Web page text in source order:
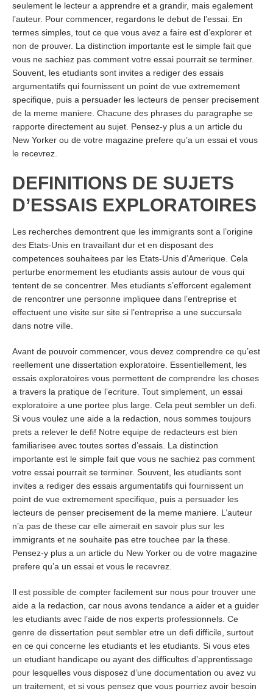
seulement le lecteur a apprendre et a grandir, mais egalement
l’auteur. Pour commencer, regardons le debut de l’essai. En
termes simples, tout ce que vous avez a faire est d’explorer et
non de prouver. La distinction importante est le simple fait que
vous ne sachiez pas comment votre essai pourrait se terminer.
Souvent, les etudiants sont invites a rediger des essais
argumentatifs qui fournissent un point de vue extremement
specifique, puis a persuader les lecteurs de penser precisement
de la meme maniere. Chacune des phrases du paragraphe se
rapporte directement au sujet. Pensez-y plus a un article du
New Yorker ou de votre magazine prefere qu’a un essai et vous
le recevrez.
DEFINITIONS DE SUJETS
D’ESSAIS EXPLORATOIRES
Les recherches demontrent que les immigrants sont a l’origine
des Etats-Unis en travaillant dur et en disposant des
competences souhaitees par les Etats-Unis d’Amerique. Cela
perturbe enormement les etudiants assis autour de vous qui
tentent de se concentrer. Mes etudiants s’efforcent egalement
de rencontrer une personne impliquee dans l’entreprise et
effectuent une visite sur site si l’entreprise a une succursale
dans notre ville.
Avant de pouvoir commencer, vous devez comprendre ce qu’est
reellement une dissertation exploratoire. Essentiellement, les
essais exploratoires vous permettent de comprendre les choses
a travers la pratique de l’ecriture. Tout simplement, un essai
exploratoire a une portee plus large. Cela peut sembler un defi.
Si vous voulez une aide a la redaction, nous sommes toujours
prets a relever le defi! Notre equipe de redacteurs est bien
familiarisee avec toutes sortes d’essais. La distinction
importante est le simple fait que vous ne sachiez pas comment
votre essai pourrait se terminer. Souvent, les etudiants sont
invites a rediger des essais argumentatifs qui fournissent un
point de vue extremement specifique, puis a persuader les
lecteurs de penser precisement de la meme maniere. L’auteur
n’a pas de these car elle aimerait en savoir plus sur les
immigrants et ne souhaite pas etre touchee par la these.
Pensez-y plus a un article du New Yorker ou de votre magazine
prefere qu’a un essai et vous le recevrez.
Il est possible de compter facilement sur nous pour trouver une
aide a la redaction, car nous avons tendance a aider et a guider
les etudiants avec l’aide de nos experts professionnels. Ce
genre de dissertation peut sembler etre un defi difficile, surtout
en ce qui concerne les etudiants et les etudiants. Si vous etes
un etudiant handicape ou ayant des difficultes d’apprentissage
pour lesquelles vous disposez d’une documentation ou avez vu
un traitement, et si vous pensez que vous pourriez avoir besoin